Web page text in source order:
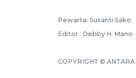
Pewarta: Susanti Sako
Editor : Debby H. Mano
COPYRIGHT ©